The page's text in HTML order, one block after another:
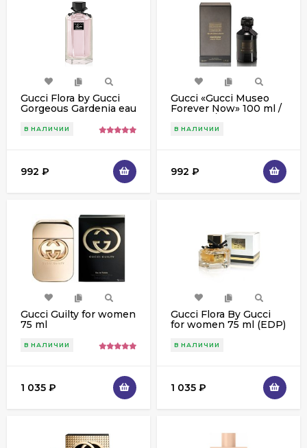
Gucci Flora by Gucci
Gorgeous Gardenia eau
В НАЛИЧИИ
992 ₽
Gucci «Gucci Museo
Forever Now» 100 ml /
В НАЛИЧИИ
992 ₽
Gucci Guilty for women
75 ml
В НАЛИЧИИ
1 035 ₽
Gucci Flora By Gucci
for women 75 ml (EDP)
В НАЛИЧИИ
1 035 ₽